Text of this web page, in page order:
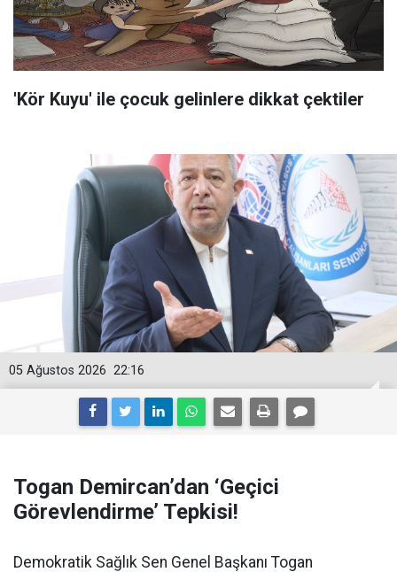
'Kör Kuyu' ile çocuk gelinlere dikkat çektiler
22:16
05 Ağustos 2026
Togan Demircan’dan ‘Geçici
Görevlendirme’ Tepkisi!
Demokratik Sağlık Sen Genel Başkanı Togan